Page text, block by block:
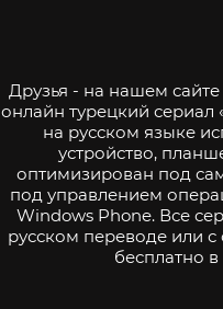
Друзья - на нашем сайте
онлайн турецкий сериал
на русском языке
устройство,
оптимизирован под
под управлением
Windows Phone. Все
русском переводе или с
бесплатно в